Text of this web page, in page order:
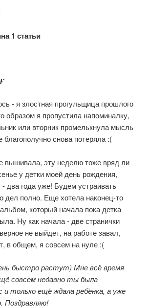
1 статьи
- я злостная прогульщица прошлого
образом я пропустила напоминалку,
или вторник промелькнула мысль
благополучно снова потеряла :(
вышивала, эту неделю тоже вряд ли
у детки моей день рождения,
два года уже! Будем устраивать
дел полно. Еще хотела наконец-то
который начала пока детка
Ну как начала - две странички
не выйдет, на работе завал,
в общем, я совсем на нуле :(
быстро растут) Мне всё время
совсем недавно ты была
и только ещё ждала ребёнка, а уже
Поздравляю!